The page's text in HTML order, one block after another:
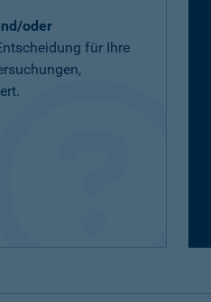
oder
für Ihre